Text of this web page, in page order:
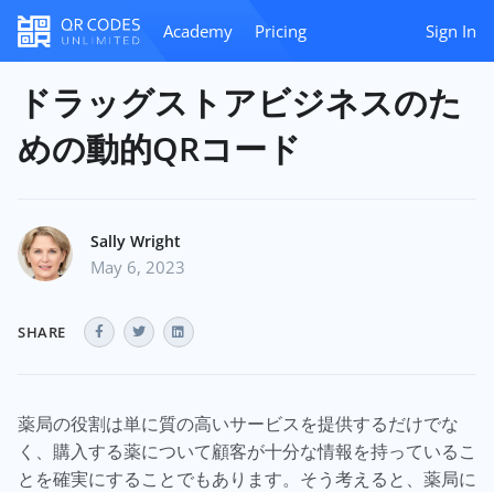
Academy Pricing Sign In
ドラッグストアビジネスのた
めの動的QRコード
Sally Wright
May 6, 2023
SHARE
薬局の役割は単に質の高いサービスを提供するだけでな
く、購入する薬について顧客が十分な情報を持っているこ
とを確実にすることでもあります。そう考えると、薬局に